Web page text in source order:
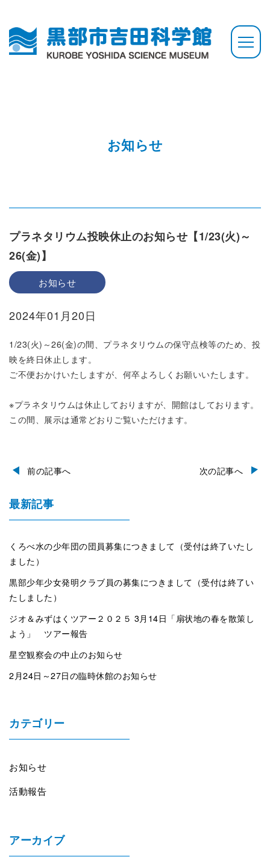
お知らせ
プラネタリウム投映休止のお知らせ【1/23(火)～
26(金)】
お知らせ
2024年01月20日
1/23(火)～26(金)の間、プラネタリウムの保守点検等のため、投
映を終日休止します。
ご不便おかけいたしますが、何卒よろしくお願いいたします。
※プラネタリウムは休止しておりますが、開館はしております。
この間、展示は通常どおりご覧いただけます。
前の記事へ 次の記事へ
最新記事
くろべ水の少年団の団員募集につきまして（受付は終了いたし
ました）
黒部少年少女発明クラブ員の募集につきまして（受付は終了い
たしました）
ジオ＆みずはくツアー２０２５ 3月14日「扇状地の春を散策し
よう」 ツアー報告
星空観察会の中止のお知らせ
2月24日～27日の臨時休館のお知らせ
カテゴリー
お知らせ
活動報告
アーカイブ